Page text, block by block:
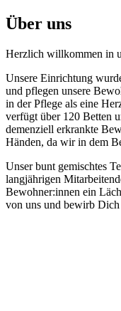
Über uns
Herzlich willkommen in
Unsere Einrichtung
und pflegen unsere
in der Pflege als eine
verfügt über 120 Betten
demenziell erkrankte
Händen, da wir in dem
Unser bunt gemischtes
langjährigen
Bewohner:innen ein
von uns und bewirb